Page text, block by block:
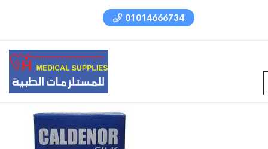
01014666734